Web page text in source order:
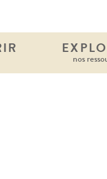
nos